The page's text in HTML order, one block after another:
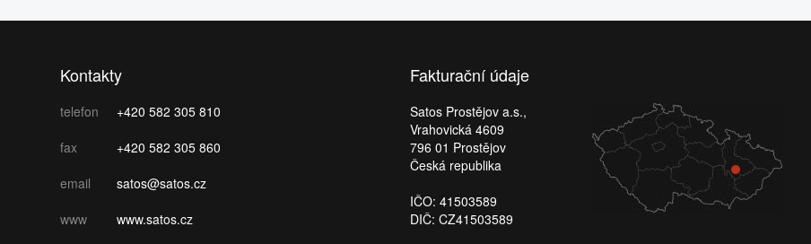
Kontakty
telefon
+420 582 305 810
fax
+420 582 305 860
email
satos@satos.cz
www
www.satos.cz
Fakturační údaje
Satos Prostějov a.s.,
Vrahovická 4609
796 01 Prostějov
Česká republika
IČO: 41503589
DIČ: CZ41503589